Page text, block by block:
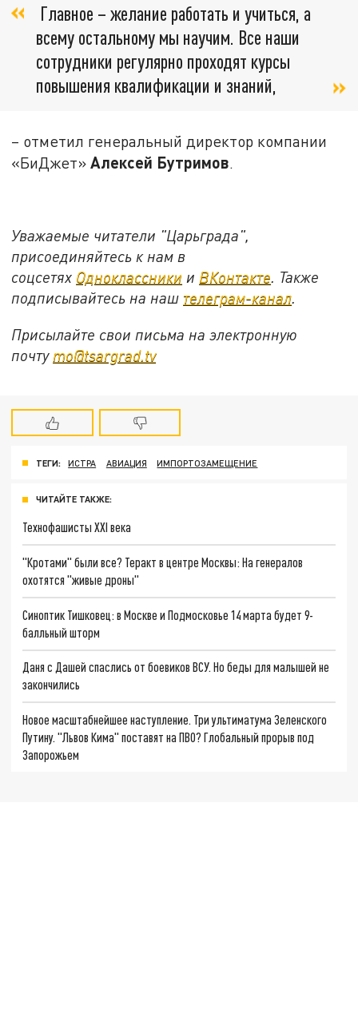
Главное – желание работать и учиться, а
всему остальному мы научим. Все наши
сотрудники регулярно проходят курсы
повышения квалификации и знаний,
– отметил генеральный директор компании
«БиДжет»Алексей Бутримов.
Уважаемые читатели "Царьграда",
присоединяйтесь к нам в
соцсетях Одноклассники и ВКонтакте. Также
подписывайтесь на наш телеграм-канал.
Присылайте свои письма на электронную
почту mo@tsargrad.tv
ТЕГИ: ИСТРА АВИАЦИЯ ИМПОРТОЗАМЕЩЕНИЕ
ЧИТАЙТЕ ТАКЖЕ:
Технофашисты XXI века
"Кротами" были все? Теракт в центре Москвы: На генералов
охотятся "живые дроны"
Синоптик Тишковец: в Москве и Подмосковье 14 марта будет 9-
балльный шторм
Даня с Дашей спаслись от боевиков ВСУ. Но беды для малышей не
закончились
Новое масштабнейшее наступление. Три ультиматума Зеленского
Путину. "Львов Кима" поставят на ПВО? Глобальный прорыв под
Запорожьем